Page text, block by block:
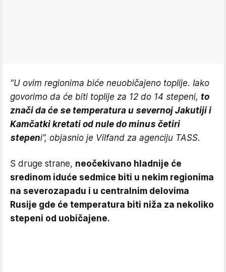
"U ovim regionima biće neuobičajeno toplije. Iako
govorimo da će biti toplije za 12 do 14 stepeni, to
znači da će se temperatura u severnoj Jakutiji i
Kamčatki kretati od nule do minus četiri
stepeni”, objasnio je Vilfand za agenciju TASS.
S druge strane, neočekivano hladnije će
sredinom iduće sedmice biti u nekim regionima
na severozapadu i u centralnim delovima
Rusije gde će temperatura biti niža za nekoliko
stepeni od uobičajene.